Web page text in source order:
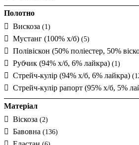
Полотно
Вискоза (1)
Мустанг (100% х/б) (5)
Полівіскон (50% поліестер, 50%
Рубчик (94% х/б, 6% лайкра) (1)
Стрейч-кулір (94% х/б, 6% лайкра)
Стрейч-кулір рапорт (95% х/б, 5%
Матеріал
Віскоза (2)
Бавовна (136)